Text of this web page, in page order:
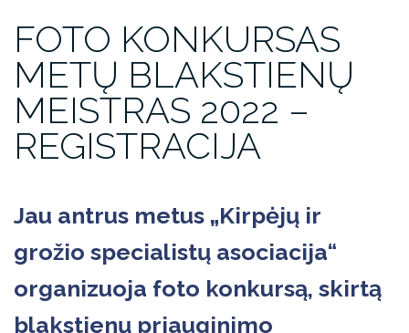
FOTO KONKURSAS
METŲ BLAKSTIENŲ
MEISTRAS 2022 –
REGISTRACIJA
Jau antrus metus „Kirpėjų ir
grožio specialistų asociacija“
organizuoja foto konkursą, skirtą
blakstienų priauginimo